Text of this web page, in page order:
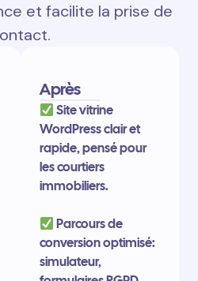
et facilite la prise de
Après
Site vitrine
WordPress clair et
rapide, pensé pour
les courtiers
immobiliers.
Parcours de
conversion optimisé:
simulateur,